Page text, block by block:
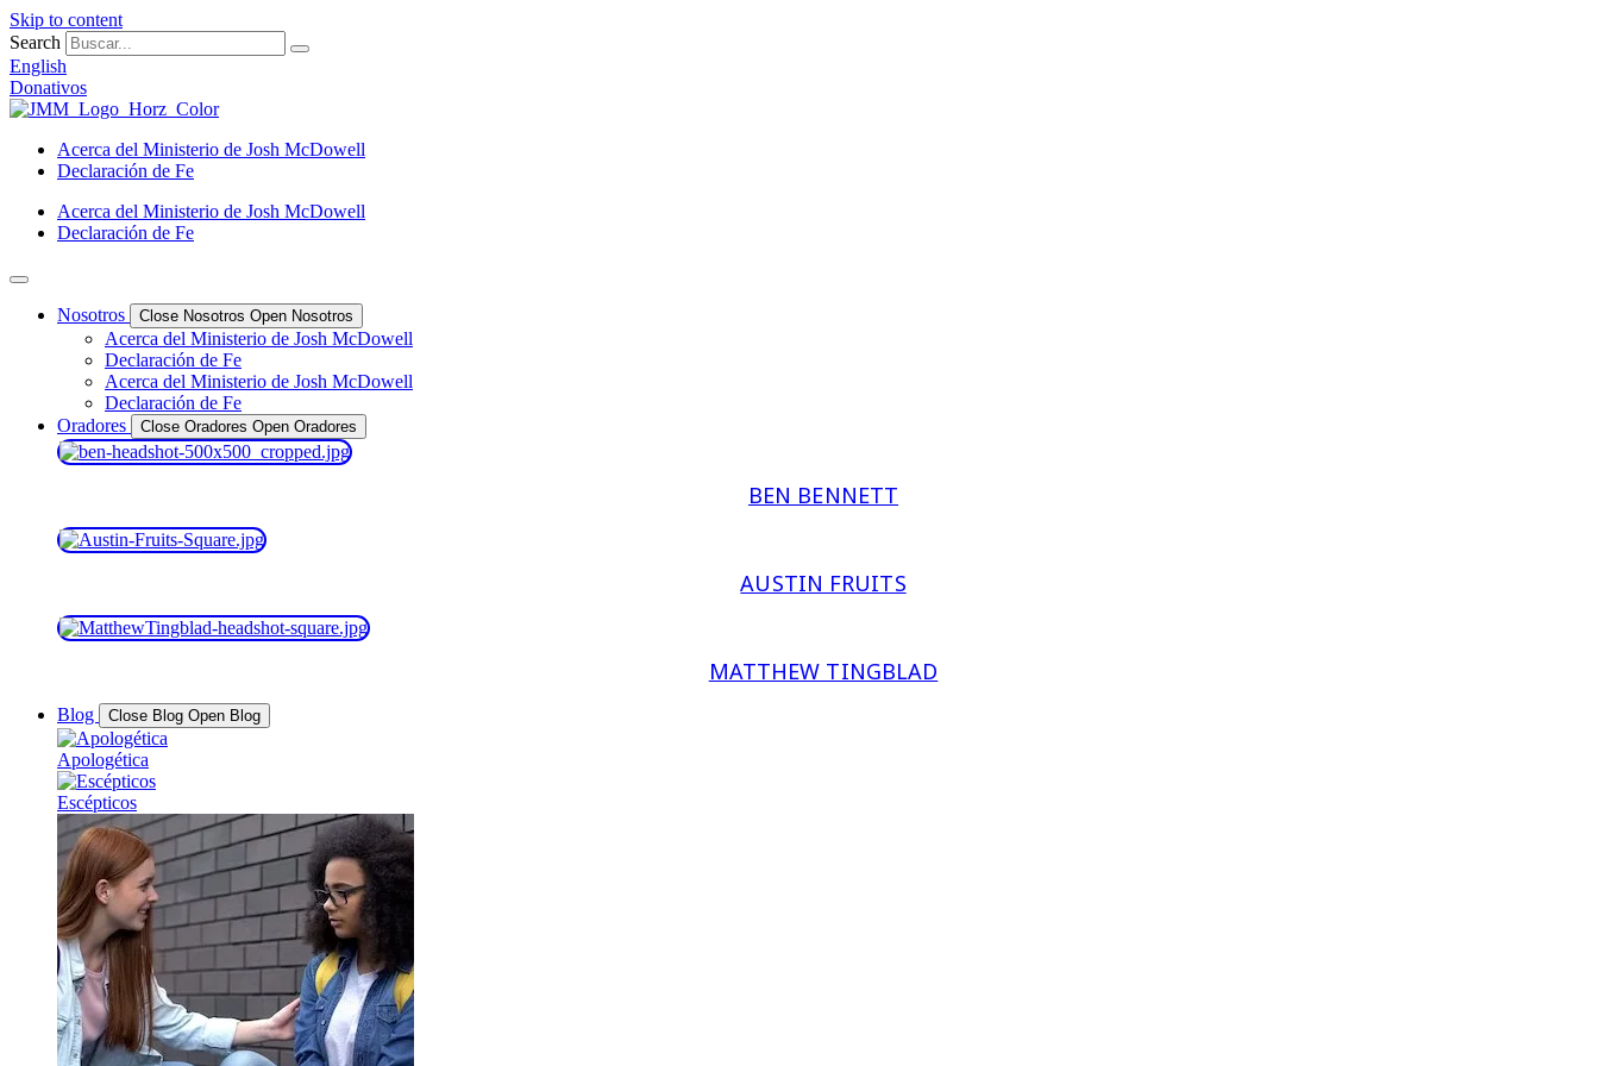
Skip to content
Search
English
Donativos
Acerca del Ministerio de Josh McDowell
Declaración de Fe
Acerca del Ministerio de Josh McDowell
Declaración de Fe
Nosotros Close Nosotros Open Nosotros
Acerca del Ministerio de Josh McDowell
Declaración de Fe
Acerca del Ministerio de Josh McDowell
Declaración de Fe
Oradores
Close Oradores Open Oradores
BEN BENNETT
AUSTIN FRUITS
MATTHEW TINGBLAD
Blog Close Blog Open Blog
Apologética
Escépticos